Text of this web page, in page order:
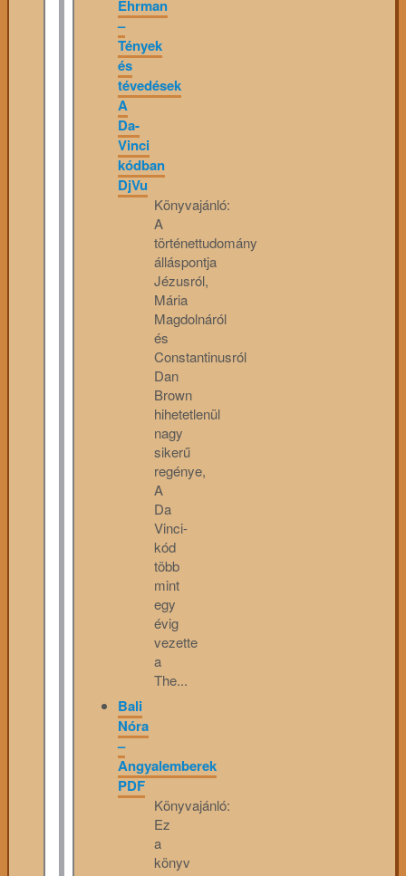
Ehrman
–
Tények
és
tévedések
A
Da-
Vinci
kódban
DjVu
Könyvajánló:
A
történettudomány
álláspontja
Jézusról,
Mária
Magdolnáról
és
Constantinusról
Dan
Brown
hihetetlenül
nagy
sikerű
regénye,
A
Da
Vinci-
kód
több
mint
egy
évig
vezette
a
The...
Bali
Nóra
–
Angyalemberek
PDF
Könyvajánló:
Ez
a
könyv